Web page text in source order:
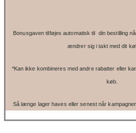
Bonusgaven tilføjes automatisk til din bestilling
ændrer sig i takt med dit
*Kan ikke kombineres med andre rabatter eller
køb.
Så længe lager haves eller senest når